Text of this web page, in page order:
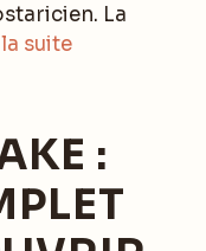
La
suite
: